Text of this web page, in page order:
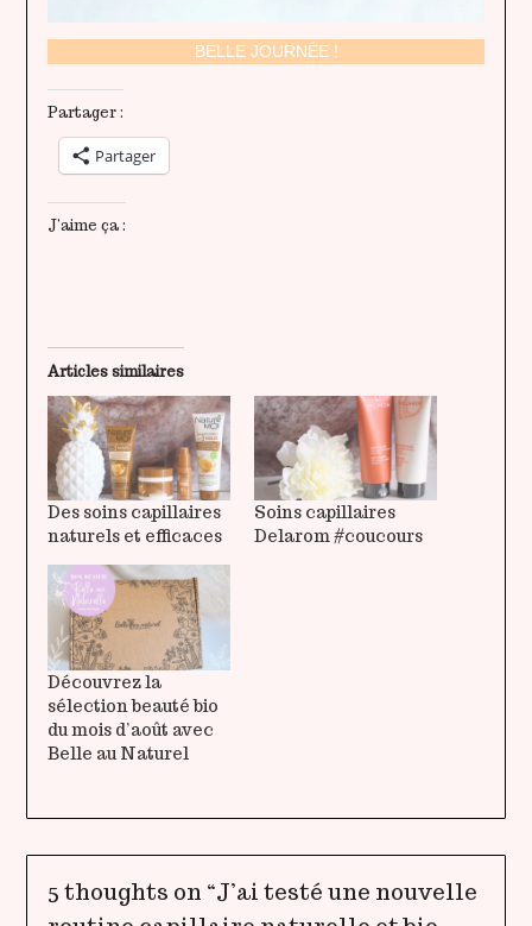
BELLE JOURNÉE !
Partager :
Partager
J’aime ça :
Articles similaires
Des soins capillaires
naturels et efficaces
Soins capillaires
Delarom #coucours
Découvrez la
sélection beauté bio
du mois d’août avec
Belle au Naturel
5 thoughts on “J’ai testé une nouvelle